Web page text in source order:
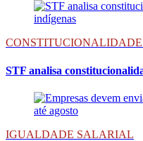
STF analisa
IGUALDADE SALARIAL